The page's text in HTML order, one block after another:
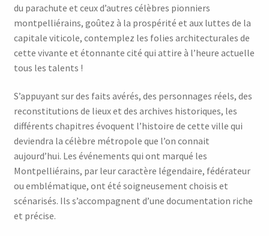
du parachute et ceux d’autres célèbres pionniers
montpelliérains, goûtez à la prospérité et aux luttes de la
capitale viticole, contemplez les folies architecturales de
cette vivante et étonnante cité qui attire à l’heure actuelle
tous les talents !
S’appuyant sur des faits avérés, des personnages réels, des
reconstitutions de lieux et des archives historiques, les
différents chapitres évoquent l’histoire de cette ville qui
deviendra la célèbre métropole que l’on connait
aujourd’hui. Les événements qui ont marqué les
Montpelliérains, par leur caractère légendaire, fédérateur
ou emblématique, ont été soigneusement choisis et
scénarisés. Ils s’accompagnent d’une documentation riche
et précise.